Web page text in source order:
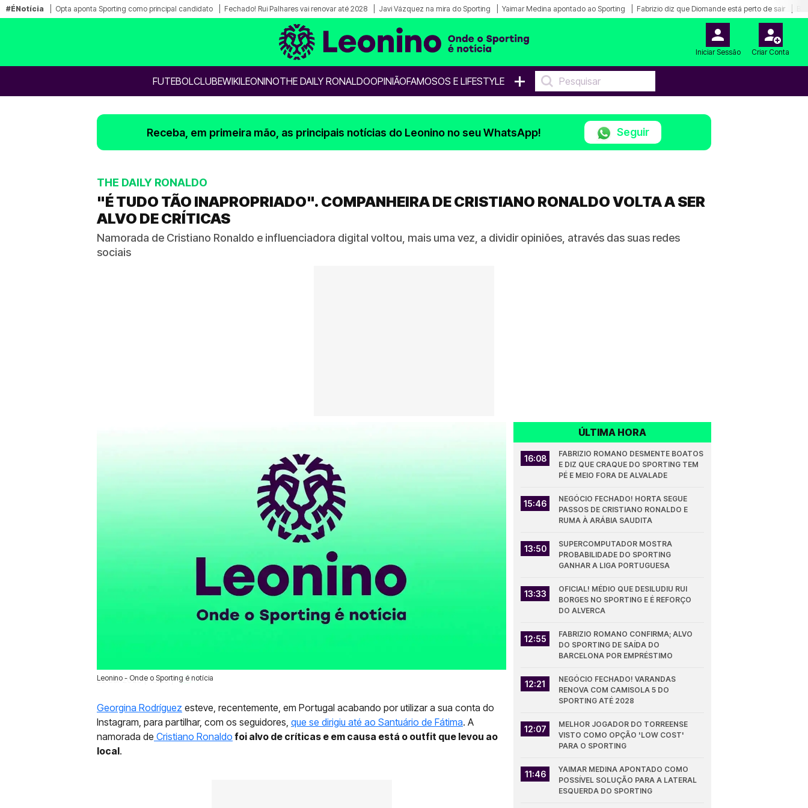
#ÉNotícia Opta aponta Sporting como principal candidato Fechado! Rui Palhares vai renovar até 2028 Javi Vázquez na mira do Sporting Yaimar Medina apontado ao Sporting Fabrizio diz que Diomande está perto de sair
Iniciar Sessão Criar Conta
FUTEBOLCLUBEWIKILEONINOTHE DAILY RONALDOOPINIÃOFAMOSOS E LIFESTYLE +
Receba, em primeira mão, as principais notícias do Leonino no seu WhatsApp! Seguir
THE DAILY RONALDO
"É TUDO TÃO INAPROPRIADO". COMPANHEIRA DE CRISTIANO RONALDO VOLTA A SER
ALVO DE CRÍTICAS
Namorada de Cristiano Ronaldo e influenciadora digital voltou, mais uma vez, a dividir opiniões, através das suas redes
sociais
Leonino - Onde o Sporting é notícia
22 Jul 2025 | 18:22 | 0
Georgina Rodríguez esteve, recentemente, em Portugal acabando por utilizar a sua conta do
Instagram, para partilhar, com os seguidores, que se dirigiu até ao Santuário de Fátima. A
namorada de Cristiano Ronaldo foi alvo de críticas e em causa está o outfit que levou ao
local.
ÚLTIMA HORA
16:08
FABRIZIO ROMANO DESMENTE BOATOS
E DIZ QUE CRAQUE DO SPORTING TEM
PÉ E MEIO FORA DE ALVALADE
15:46
NEGÓCIO FECHADO! HORTA SEGUE
PASSOS DE CRISTIANO RONALDO E
RUMA À ARÁBIA SAUDITA
13:50
SUPERCOMPUTADOR MOSTRA
PROBABILIDADE DO SPORTING
GANHAR A LIGA PORTUGUESA
13:33
OFICIAL! MÉDIO QUE DESILUDIU RUI
BORGES NO SPORTING E É REFORÇO
DO ALVERCA
12:55
FABRIZIO ROMANO CONFIRMA; ALVO
DO SPORTING DE SAÍDA DO
BARCELONA POR EMPRÉSTIMO
12:21
NEGÓCIO FECHADO! VARANDAS
RENOVA COM CAMISOLA 5 DO
SPORTING ATÉ 2028
12:07
MELHOR JOGADOR DO TORREENSE
VISTO COMO OPÇÃO 'LOW COST'
PARA O SPORTING
11:46
YAIMAR MEDINA APONTADO COMO
POSSÍVEL SOLUÇÃO PARA A LATERAL
ESQUERDA DO SPORTING